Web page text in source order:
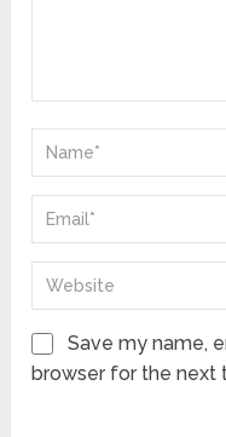
Save my name,
browser for the next